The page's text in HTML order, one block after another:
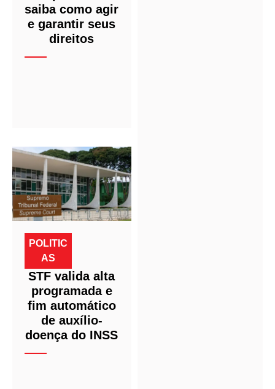
saiba como agir
e garantir seus
direitos
POLITIC
AS
STF valida alta
programada e
fim automático
de auxílio-
doença do INSS